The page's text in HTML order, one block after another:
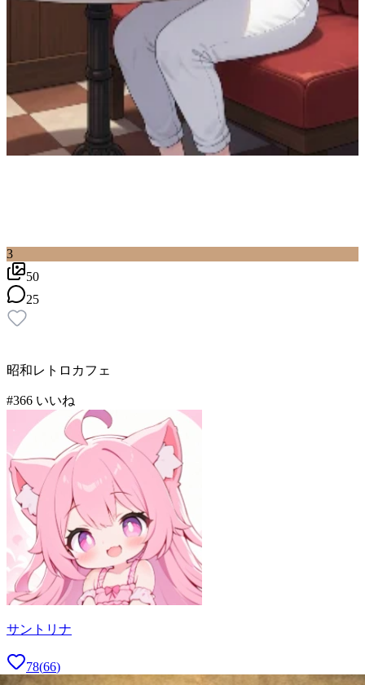
3
50
25
昭和レトロカフェ
#366 いいね
サントリナ
78(66)